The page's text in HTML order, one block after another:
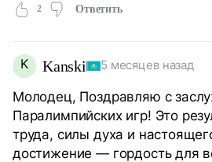
2 Ответить
K Kanski 5 месяцев назад
Молодец, Поздравляю с
Паралимпийских игр! Это
труда, силы духа и
достижение — гордость для